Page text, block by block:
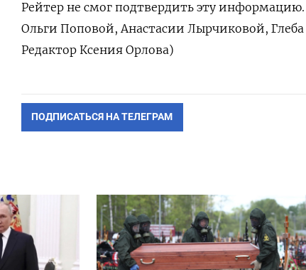
Рейтер не смог подтвердить эту
Ольги Поповой, Анастасии Лырчиковой,
Редактор Ксения Орлова)
ПОДПИСАТЬСЯ НА ТЕЛЕГРАМ